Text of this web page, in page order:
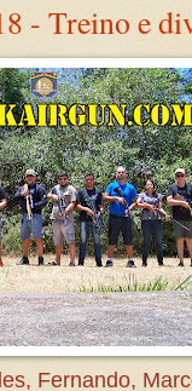
- Treino e
Fernando,